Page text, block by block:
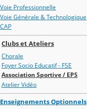
Voie Professionnelle
Voie Générale & Technologique
CAP
Clubs et Ateliers
Chorale
Foyer Socio Educatif - FSE
Association Sportive / EPS
Atelier Vidéo
Enseignements Optionnels